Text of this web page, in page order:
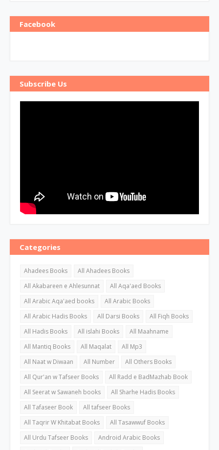
Facebook
Subscribe Us
Categories
Ahadees Books
All Ahadees Books
All Akabareen e Ahlesunnat
All Aqa'aed Books
All Arabic Aqa'aed books
All Arabic Books
All Arabic Hadis Books
All Darsi Books
All Fiqh Books
All Hadis Books
All islahi Books
All Maahname
All Mantiq Books
All Maqalat
All Mp3
All Naat w Diwaan
All Number
All Others Books
All Qur'an w Tafseer Books
All Radd e BadMazhab Book
All Seerat w Sawaneh books
All Sharhe Hadis Books
All Tafaseer Book
All tafseer Books
All Taqrir W Khitabat Books
All Tasawwuf Books
All Urdu Tafseer Books
Android Arabic Books